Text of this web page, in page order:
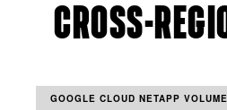
CROSS-
GOOGLE CLOUD NETAPP